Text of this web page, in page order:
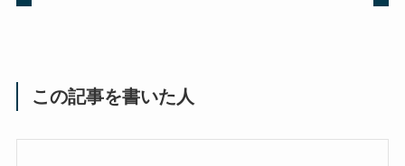
この記事を書いた人